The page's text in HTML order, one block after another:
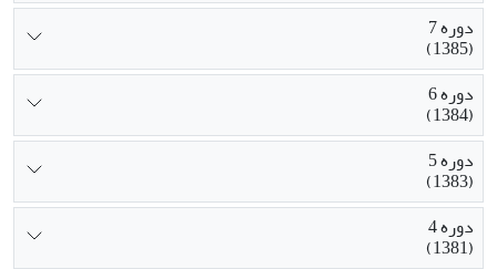
دوره 7
(1385)
دوره 6
(1384)
دوره 5
(1383)
دوره 4
(1381)